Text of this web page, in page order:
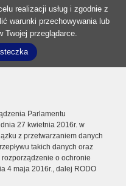
realizacji usług i zgodnie z
warunki przechowywania lub
Twojej przeglądarce.
Parlamentu
27 kwietnia 2016r. w
z przetwarzaniem danych
takich danych oraz
o ochronie
4 maja 2016r., dalej RODO